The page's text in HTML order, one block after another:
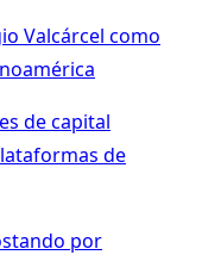
Valcárcel como
de capital
de
por